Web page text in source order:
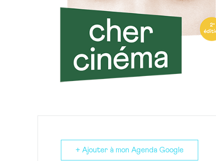
+ Ajouter à mon Agenda Google